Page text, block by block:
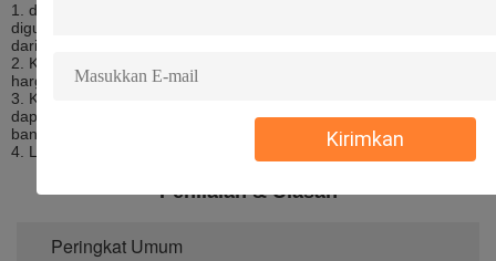
Kirimkan
1. dvr kami memiliki teknologi anti-getaran kelas dunia, banyak
digunakan dalam militer. Seumur hidup sangat lama selama lebih
dari 10 tahun.
2. Kami adalah produsen profesional, yang dapat menawarkan
harga yang besar dan dukungan teknologi.
3. Kami memiliki tim teknis yang sangat hangat dan mampu, yang
dapat menyesuaikan banyak proyek untuk Anda. Kami memiliki
banyak contoh. Silakan periksa situs web resmi kami.
4. Layanan Hebat.
Penilaian & Ulasan
Peringkat Umum